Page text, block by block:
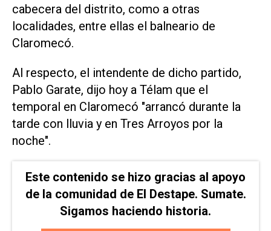
cabecera del distrito, como a otras
localidades, entre ellas el balneario de
Claromecó.
Al respecto, el intendente de dicho partido,
Pablo Garate, dijo hoy a Télam que el
temporal en Claromecó "arrancó durante la
tarde con lluvia y en Tres Arroyos por la
noche".
Este contenido se hizo gracias al apoyo
de la comunidad de El Destape. Sumate.
Sigamos haciendo historia.